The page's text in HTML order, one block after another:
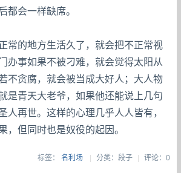
都会一样缺席。
常的地方生活久了，就会把不正常视
办事如果不被刁难，就会觉得太阳从
不贪腐，就会被当成大好人；大人物
是青天大老爷，如果他还能说上几句
人再世。这样的心理几乎人人皆有，
，但同时也是奴役的起因。
标签： 名利场 | 分类：段子| 评论：0